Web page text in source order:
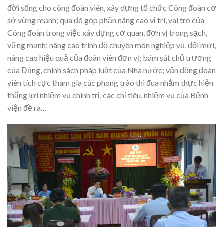
đời sống cho công đoàn viên, xây dựng tổ chức Công đoàn cơ
sở vững mạnh; qua đó góp phần nâng cao vị trí, vai trò của
Công đoàn trong việc xây dựng cơ quan, đơn vị trong sạch,
vững mạnh; nâng cao trình độ chuyên môn nghiệp vụ, đổi mới,
nâng cao hiệu quả của đoàn viên đơn vị; bám sát chủ trương
của Đảng, chính sách pháp luật của Nhà nước; vận động đoàn
viên tích cực tham gia các phong trào thi đua nhằm thực hiện
thắng lợi nhiệm vụ chính trị, các chỉ tiêu, nhiệm vụ của Bệnh
viện đề ra…